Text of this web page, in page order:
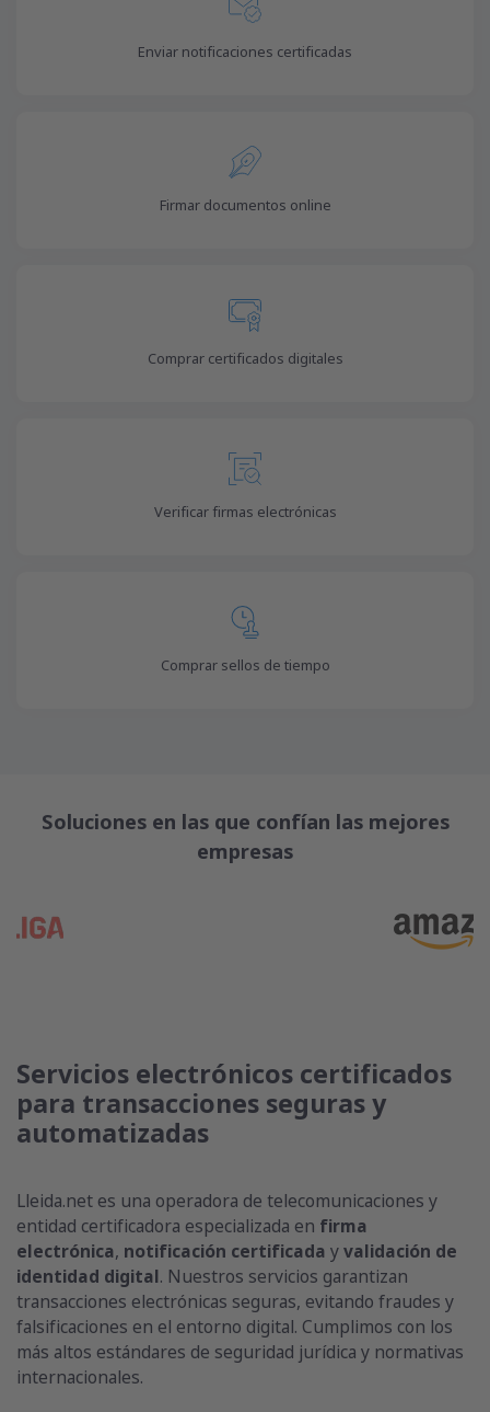
Enviar notificaciones certificadas
Firmar documentos online
Comprar certificados digitales
Verificar firmas electrónicas
Comprar sellos de tiempo
Soluciones en las que confían las mejores
empresas
Servicios electrónicos certificados
para transacciones seguras y
automatizadas
Lleida.net es una operadora de telecomunicaciones y
entidad certificadora especializada en firma
electrónica, notificación certificada yvalidación de
identidad digital. Nuestros servicios garantizan
transacciones electrónicas seguras, evitando fraudes y
falsificaciones en el entorno digital. Cumplimos con los
más altos estándares de seguridad jurídica y normativas
internacionales.